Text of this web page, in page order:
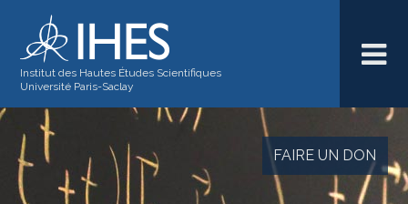
Institut des Hautes Études Scientifiques
Université Paris-Saclay
FAIRE UN DON